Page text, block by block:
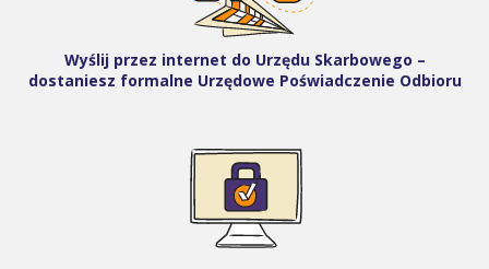
Wyślij przez internet do Urzędu Skarbowego –
dostaniesz formalne Urzędowe Poświadczenie Odbioru